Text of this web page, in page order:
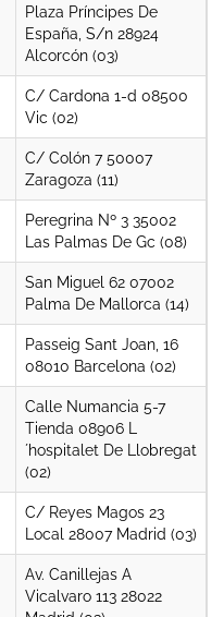
Plaza Príncipes De
España, S/n 28924
Alcorcón (03)
C/ Cardona 1-d 08500
Vic (02)
C/ Colón 7 50007
Zaragoza (11)
Peregrina Nº 3 35002
Las Palmas De Gc (08)
San Miguel 62 07002
Palma De Mallorca (14)
Passeig Sant Joan, 16
08010 Barcelona (02)
Calle Numancia 5-7
Tienda 08906 L
´hospitalet De Llobregat
(02)
C/ Reyes Magos 23
Local 28007 Madrid (03)
Av. Canillejas A
Vicalvaro 113 28022